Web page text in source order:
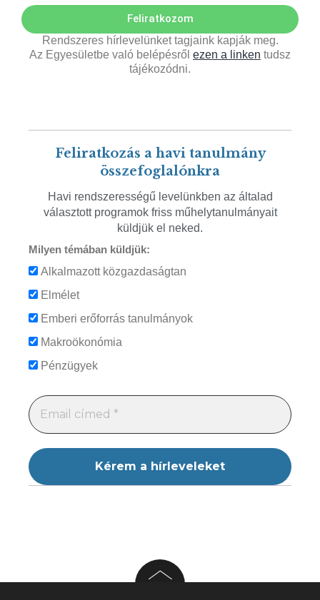
Feliratkozom
Rendszeres hírlevelünket tagjaink kapják meg.
Az Egyesületbe való belépésről ezen a linken tudsz
tájékozódni.
Feliratkozás a havi tanulmány
összefoglalónkra
Havi rendszerességű levelünkben az általad
választott programok friss műhelytanulmányait
küldjük el neked.
Milyen témában küldjük:
Alkalmazott közgazdaságtan
Elmélet
Emberi erőforrás tanulmányok
Makroökonómia
Pénzügyek